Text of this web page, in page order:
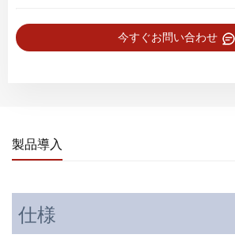
今すぐお問い合わせ
製品導入
仕様